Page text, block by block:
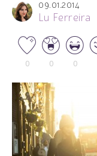
09.01.2014
Lu Ferreira
0 0 0